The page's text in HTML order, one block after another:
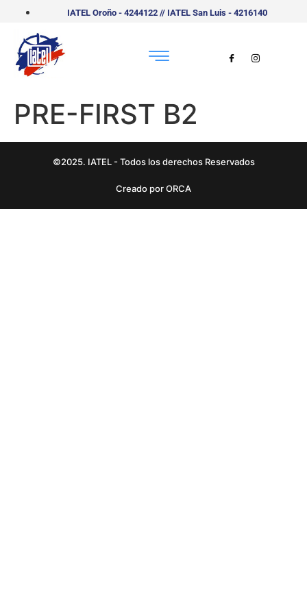
IATEL Oroño - 4244122 // IATEL San Luis - 4216140
PRE-FIRST B2
©2025. IATEL - Todos los derechos Reservados
Creado por ORCA